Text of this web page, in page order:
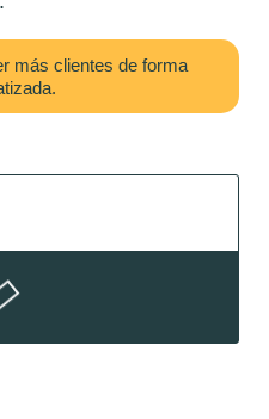
más clientes de forma